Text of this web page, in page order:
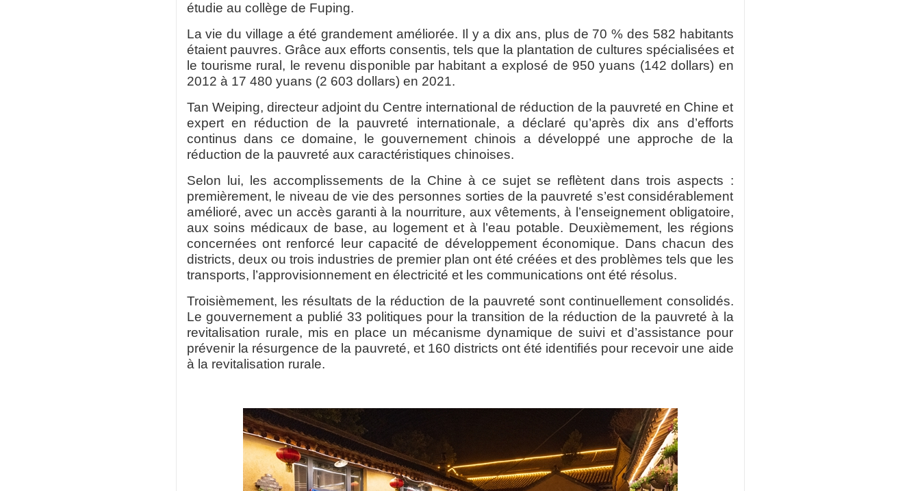
étudie au collège de Fuping.
La vie du village a été grandement améliorée. Il y a dix ans, plus de 70 % des 582 habitants
étaient pauvres. Grâce aux efforts consentis, tels que la plantation de cultures spécialisées et
le tourisme rural, le revenu disponible par habitant a explosé de 950 yuans (142 dollars) en
2012 à 17 480 yuans (2 603 dollars) en 2021.
Tan Weiping, directeur adjoint du Centre international de réduction de la pauvreté en Chine et
expert en réduction de la pauvreté internationale, a déclaré qu’après dix ans d’efforts
continus dans ce domaine, le gouvernement chinois a développé une approche de la
réduction de la pauvreté aux caractéristiques chinoises.
Selon lui, les accomplissements de la Chine à ce sujet se reflètent dans trois aspects :
premièrement, le niveau de vie des personnes sorties de la pauvreté s’est considérablement
amélioré, avec un accès garanti à la nourriture, aux vêtements, à l’enseignement obligatoire,
aux soins médicaux de base, au logement et à l’eau potable. Deuxièmement, les régions
concernées ont renforcé leur capacité de développement économique. Dans chacun des
districts, deux ou trois industries de premier plan ont été créées et des problèmes tels que les
transports, l’approvisionnement en électricité et les communications ont été résolus.
Troisièmement, les résultats de la réduction de la pauvreté sont continuellement consolidés.
Le gouvernement a publié 33 politiques pour la transition de la réduction de la pauvreté à la
revitalisation rurale, mis en place un mécanisme dynamique de suivi et d’assistance pour
prévenir la résurgence de la pauvreté, et 160 districts ont été identifiés pour recevoir une aide
à la revitalisation rurale.